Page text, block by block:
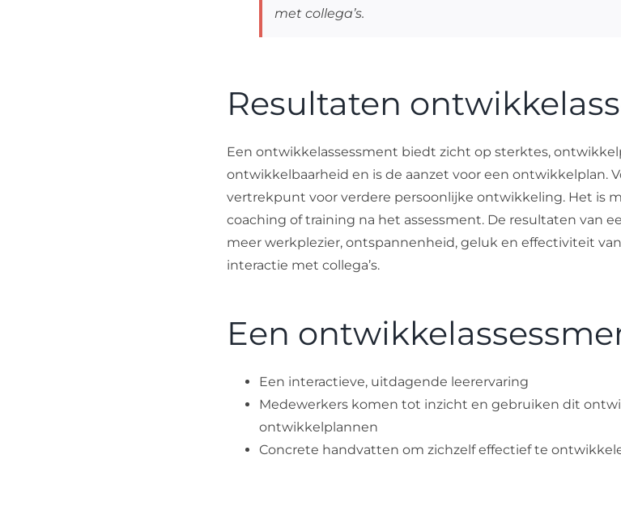
met collega’s.
Resultaten
Een ontwikkelassessment biedt zicht op sterktes,
ontwikkelbaarheid en is de aanzet voor een ontwikkelplan.
vertrekpunt voor verdere persoonlijke ontwikkeling. Het is
coaching of training na het assessment. De resultaten van
meer werkplezier, ontspannenheid, geluk en effectiviteit
interactie met collega’s.
Een
Een interactieve, uitdagende leerervaring
Medewerkers komen tot inzicht en gebruiken dit
ontwikkelplannen
Concrete handvatten om zichzelf effectief te